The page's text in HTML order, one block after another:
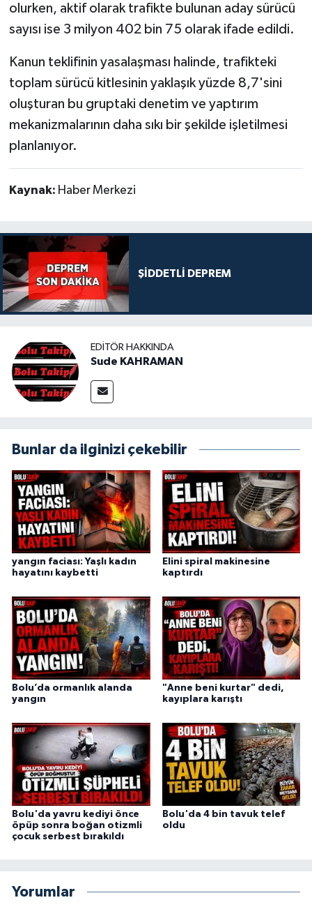
olurken, aktif olarak trafikte bulunan aday sürücü
sayısı ise 3 milyon 402 bin 75 olarak ifade edildi.
Kanun teklifinin yasalaşması halinde, trafikteki
toplam sürücü kitlesinin yaklaşık yüzde 8,7'sini
oluşturan bu gruptaki denetim ve yaptırım
mekanizmalarının daha sıkı bir şekilde işletilmesi
planlanıyor.
Kaynak: Haber Merkezi
ŞİDDETLİ DEPREM
EDITÖR HAKKINDA
Sude KAHRAMAN
Bunlar da ilginizi çekebilir
yangın faciası: Yaşlı kadın
hayatını kaybetti
Elini spiral makinesine
kaptırdı
Bolu’da ormanlık alanda
yangın
"Anne beni kurtar" dedi,
kayıplara karıştı
Bolu'da yavru kediyi önce
öpüp sonra boğan otizmli
çocuk serbest bırakıldı
Bolu'da 4 bin tavuk telef
oldu
Yorumlar